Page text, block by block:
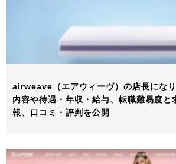
airweave（エアウィーヴ）の店長にな
内容や待遇・年収・給与、転職難易度と
報、口コミ・評判を公開